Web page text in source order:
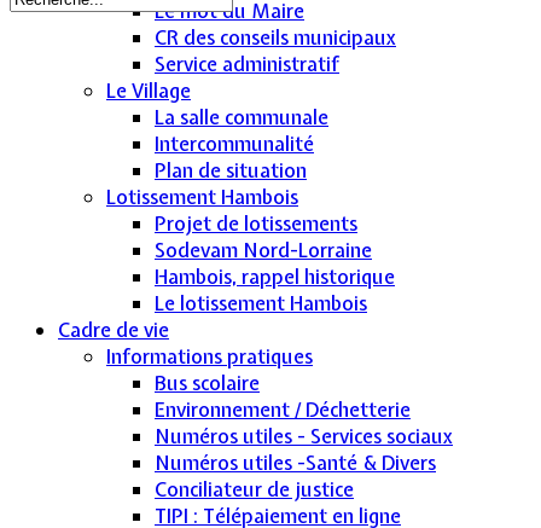
Le mot du Maire
CR des conseils municipaux
Service administratif
Le Village
La salle communale
Intercommunalité
Plan de situation
Lotissement Hambois
Projet de lotissements
Sodevam Nord-Lorraine
Hambois, rappel historique
Le lotissement Hambois
Cadre de vie
Informations pratiques
Bus scolaire
Environnement / Déchetterie
Numéros utiles - Services sociaux
Numéros utiles -Santé & Divers
Conciliateur de justice
TIPI : Télépaiement en ligne